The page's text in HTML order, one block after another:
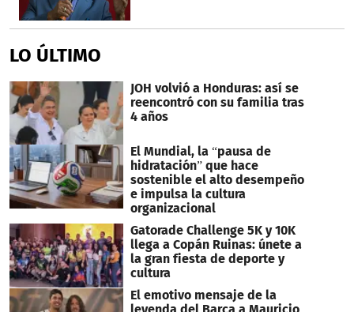
LO ÚLTIMO
JOH volvió a Honduras: así se
reencontró con su familia tras
4 años
El Mundial, la “pausa de
hidratación” que hace
sostenible el alto desempeño
e impulsa la cultura
organizacional
Gatorade Challenge 5K y 10K
llega a Copán Ruinas: únete a
la gran fiesta de deporte y
cultura
El emotivo mensaje de la